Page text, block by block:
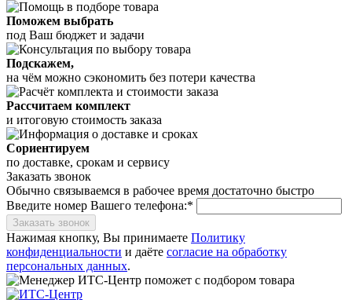
Поможем выбрать
под Ваш бюджет и задачи
Подскажем,
на чём можно сэкономить без потери качества
Рассчитаем комплект
и итоговую стоимость заказа
Сориентируем
по доставке, срокам и сервису
Заказать звонок
Обычно связываемся в рабочее время достаточно быстро
Введите номер Вашего телефона:*
Заказать звонок
Нажимая кнопку, Вы принимаете Политику
конфиденциальности и даёте согласие на обработку
персональных данных.